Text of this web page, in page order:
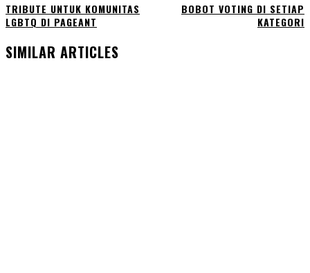
TRIBUTE UNTUK KOMUNITAS
LGBTQ DI PAGEANT
BOBOT VOTING DI SETIAP
KATEGORI
SIMILAR ARTICLES